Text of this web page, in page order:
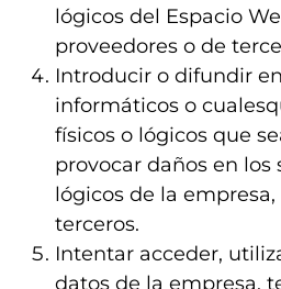
lógicos del Espacio
proveedores o de
Introducir o difundir
informáticos o
físicos o lógicos que
provocar daños en los
lógicos de la
terceros.
Intentar acceder,
datos de la empresa,